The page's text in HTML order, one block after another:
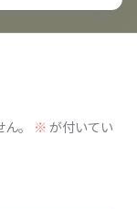
。 ※が付いてい